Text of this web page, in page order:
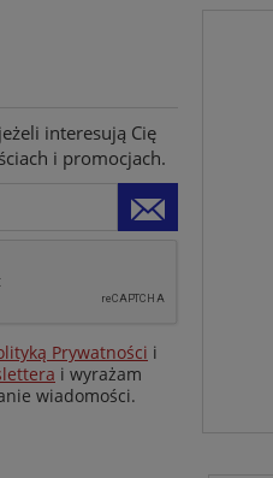
interesują Cię
i promocjach.
Prywatności i
i wyrażam
wiadomości.